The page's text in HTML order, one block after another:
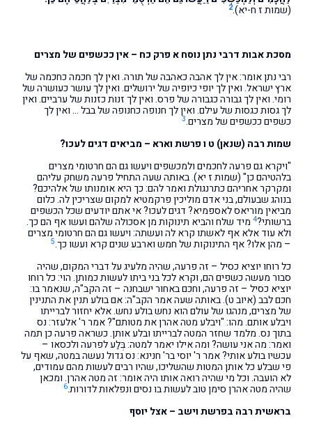
(שמות ז ח-יא).2
מסכת אבות דרבי נתן נוסח א פרק כח – אין ככשפים של מצרים
רבי נתן אומר: אין לך אהבה כאהבה של תורה. ואין לך חכמה כחכמה של
ארץ ישראל. ואין לך יופי כיופיה של ירושלים. ואין לך עושר כעושרה של
רומי. ואין לך גבורה כגבורה של פרס. ואין לך זנות כזנות של ערביים. ואין
לך גסות כגסות של עילם. ואין לך חנופה כחנופה של בבל … ואין לך
כשפים ככשפים של מצרים.3
שמות רבה (שנאן) ט ו פרשת וארא – מביאים דגים לעכו?
"ויקרא גם פרעה לחכמים ולמכשפים ויעשו גם הם חרטומי מצרים
בלהטיהם כן" (שמות ז יא). באותה שעה התחיל פרעה משחק עליהם
ומקרקר אחריהם כתרנגולת ואמר להם: כך היא אומנותו של אלהיכם?
בנוהג שבעולם, בני אדם מוליכין פרקמטיא למקום שצריכין לה. כלום
מביאין מוריאס לאספמיא? דגים לעכו? אי אתם יודעים שכל הכשפים
ברשותי?4 מיד שלח והביא תינוקות מן אסכולה שלהם ועשו אף הם כך.
ולא עוד אלא אף לאשתו קרא לה ועשתה: ויעשו גם הם חרטומי מצרים
– מהן אלו? אף התינוקות של חמש וארבע שנים קרא ועשו כך.5
כל רוחו יוציא כסיל – זה פרעה, שהיה מלעיג על דברי המקום, שהיה
סבור מעשה כשפים הם, וקרא לכל בני ביתו לעשות כמותן. הוי: כל רוחו
יוציא כסיל – זה פרעה, וחכם באחור ישבחנה – זה הקב"ה, שנאמר בו:
חכם לבב (איוב ט). באותה שעה אמר הקב"ה: אם בולע תנין את התנינין
של מצרים, מנהגו של עולם הוא נחש בולע נחש. אלא יחזור לברייתו
ויבלע אותם. מהו: "ויבלע מטה אהרן את מטותם"? אמר ר' אלעזר: נס
בתוך נס. מלמד שחזר המטה לברייתו ובלע אותן. כשראה פרעה כן תמה
ואמר: מה אני עושה? ומה אילו יאמר למטה: בְּלַע לפרעה ולכסאו –
עכשיו בולע אותי? אמר ר' יוסי בר' חנינא: נס גדול נעשה במטה, שאף על
פי שבלע כל אותן המטות שהשליכו, שהיו רבים לעשות מהם עמודים,
לא הועבה. וכל מי שהיה רואה אותו היה אומר: זה מטה אהרן. ומכאן
שהיה מטה אהרן סימן טוב לעשות בו נסים ונפלאות לדורות.6
בראשית רבה בפרשת וישב – אצל יוסף